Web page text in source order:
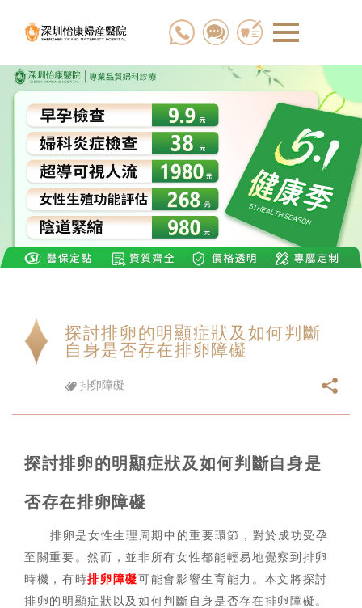
探討排卵的明顯症狀及如何判斷
自身是否存在排卵障礙
排卵障礙
探討排卵的明顯症狀及如何判斷自身是
否存在排卵障礙
排卵是女性生理周期中的重要環節，對於成功受孕
至關重要。然而，並非所有女性都能輕易地覺察到排卵
時機，有時排卵障礙可能會影響生育能力。本文將探討
排卵的明顯症狀以及如何判斷自身是否存在排卵障礙。